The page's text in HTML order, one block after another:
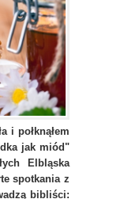
i połknąłem
jak miód"
Elbląska
spotkania z
bibliści: